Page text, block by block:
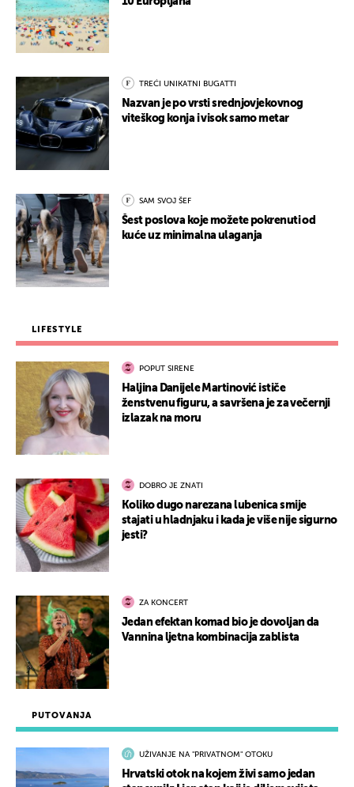
PUTOVANJA
UŽIVANJE NA "PRIVATNOM" OTOKU
Hrvatski otok na kojem živi samo jedan
TREĆI UNIKATNI BUGATTI
Nazvan je po vrsti srednjovjekovnog
viteškog konja i visok samo metar
SAM SVOJ ŠEF
Šest poslova koje možete pokrenuti od
kuće uz minimalna ulaganja
LIFESTYLE
POPUT SIRENE
Haljina Danijele Martinović ističe
ženstvenu figuru, a savršena je za večernji
izlazak na moru
DOBRO JE ZNATI
Koliko dugo narezana lubenica smije
stajati u hladnjaku i kada je više nije sigurno
jesti?
ZA KONCERT
Jedan efektan komad bio je dovoljan da
Vannina ljetna kombinacija zablista